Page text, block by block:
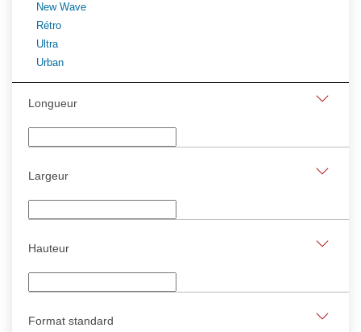
New Wave
Rétro
Ultra
Urban
Longueur
Largeur
Hauteur
Format standard